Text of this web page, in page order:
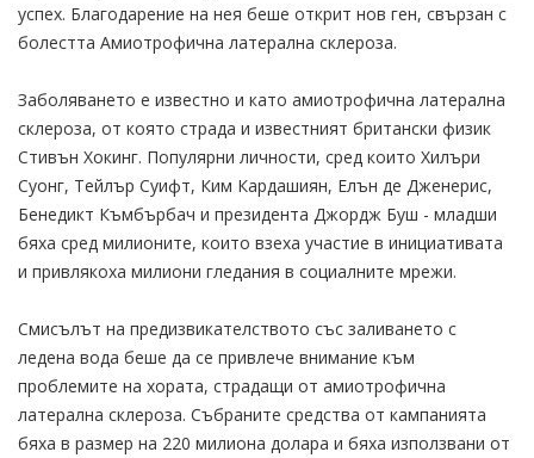
успех. Благодарение на нея беше открит нов ген, свързан с
болестта Амиотрофична латерална склероза.
Заболяването е известно и като амиотрофична латерална
склероза, от която страда и известният британски физик
Стивън Хокинг. Популярни личности, сред които Хилъри
Суонг, Тейлър Суифт, Ким Кардашиян, Елън де Дженерис,
Бенедикт Къмбърбач и президента Джордж Буш - младши
бяха сред милионите, които взеха участие в инициативата
и привлякоха милиони гледания в социалните мрежи.
Смисълът на предизвикателството със заливането с
ледена вода беше да се привлече внимание към
проблемите на хората, страдащи от амиотрофична
латерална склероза. Събраните средства от кампанията
бяха в размер на 220 милиона долара и бяха използвани от